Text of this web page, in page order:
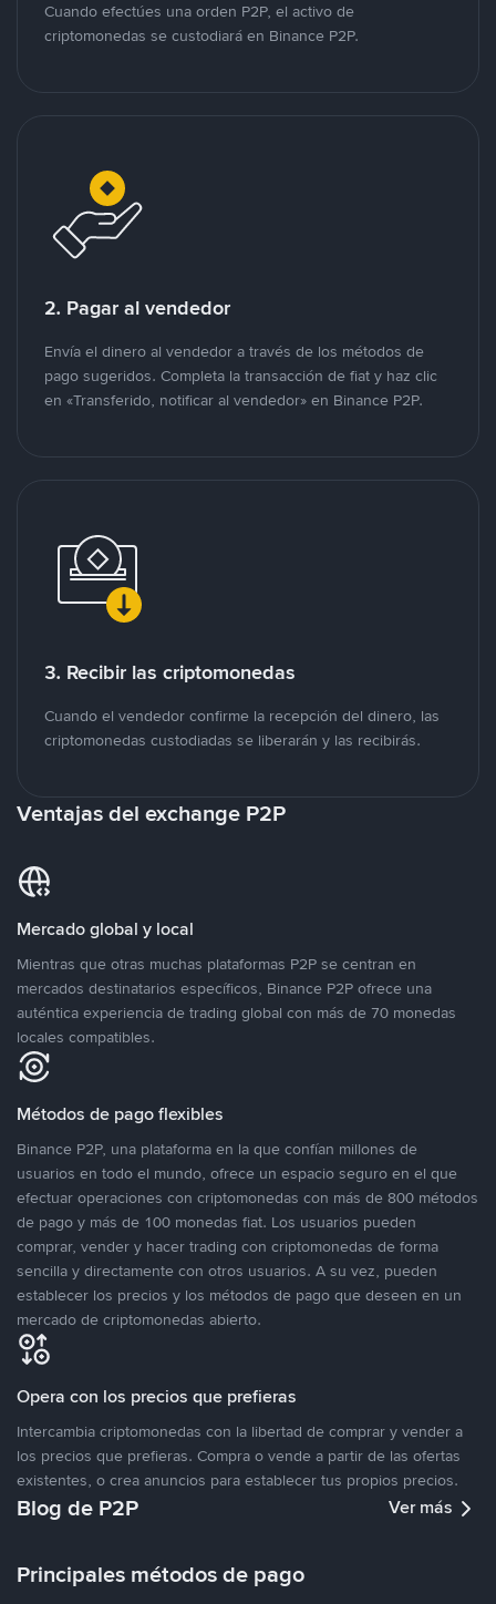
Cuando efectúes una orden P2P, el activo de
criptomonedas se custodiará en Binance P2P.
2. Pagar al vendedor
Envía el dinero al vendedor a través de los métodos de
pago sugeridos. Completa la transacción de fiat y haz clic
en «Transferido, notificar al vendedor» en Binance P2P.
3. Recibir las criptomonedas
Cuando el vendedor confirme la recepción del dinero, las
criptomonedas custodiadas se liberarán y las recibirás.
Ventajas del exchange P2P
Mercado global y local
Mientras que otras muchas plataformas P2P se centran en
mercados destinatarios específicos, Binance P2P ofrece una
auténtica experiencia de trading global con más de 70 monedas
locales compatibles.
Métodos de pago flexibles
Binance P2P, una plataforma en la que confían millones de
usuarios en todo el mundo, ofrece un espacio seguro en el que
efectuar operaciones con criptomonedas con más de 800 métodos
de pago y más de 100 monedas fiat. Los usuarios pueden
comprar, vender y hacer trading con criptomonedas de forma
sencilla y directamente con otros usuarios. A su vez, pueden
establecer los precios y los métodos de pago que deseen en un
mercado de criptomonedas abierto.
Opera con los precios que prefieras
Intercambia criptomonedas con la libertad de comprar y vender a
los precios que prefieras. Compra o vende a partir de las ofertas
existentes, o crea anuncios para establecer tus propios precios.
Blog de P2P Ver más
Principales métodos de pago